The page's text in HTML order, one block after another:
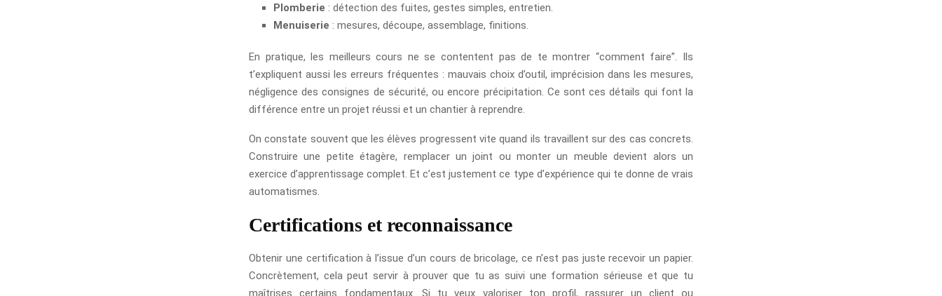
Plomberie : détection des fuites, gestes simples, entretien.
Menuiserie : mesures, découpe, assemblage, finitions.
En pratique, les meilleurs cours ne se contentent pas de te montrer “comment faire”. Ils
t’expliquent aussi les erreurs fréquentes : mauvais choix d’outil, imprécision dans les mesures,
négligence des consignes de sécurité, ou encore précipitation. Ce sont ces détails qui font la
différence entre un projet réussi et un chantier à reprendre.
On constate souvent que les élèves progressent vite quand ils travaillent sur des cas concrets.
Construire une petite étagère, remplacer un joint ou monter un meuble devient alors un
exercice d’apprentissage complet. Et c’est justement ce type d’expérience qui te donne de vrais
automatismes.
Certifications et reconnaissance
Obtenir une certification à l’issue d’un cours de bricolage, ce n’est pas juste recevoir un papier.
Concrètement, cela peut servir à prouver que tu as suivi une formation sérieuse et que tu
maîtrises certains fondamentaux. Si tu veux valoriser ton profil, rassurer un client ou